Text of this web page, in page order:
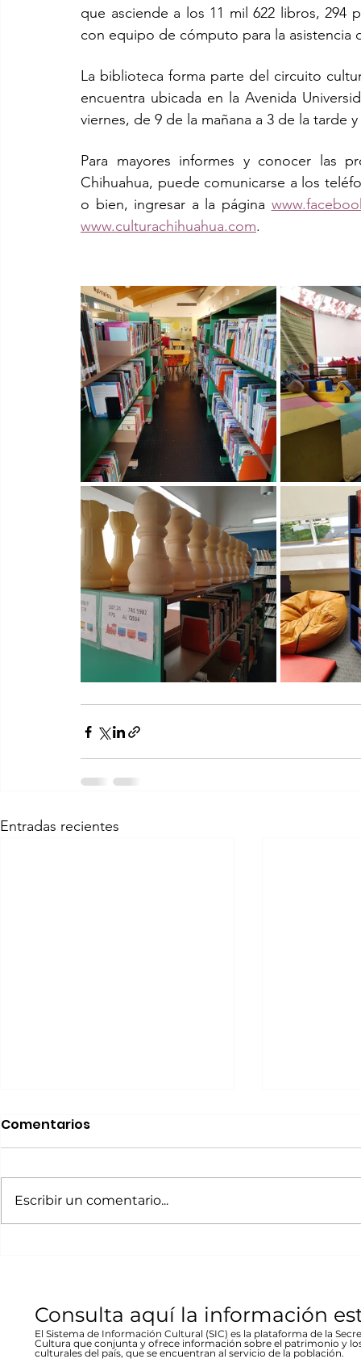
que asciende a los 11 mil 622 libros, 294
con equipo de cómputo para la asistencia
La biblioteca forma parte del circuito
encuentra ubicada en la Avenida
viernes, de 9 de la mañana a 3 de la tarde
Para mayores informes y conocer las
Chihuahua, puede comunicarse a los
o bien, ingresar a la página
www.culturachihuahua.com.
Entradas recientes
Realizará Escena en
A cargo de la agrupación
chihuahuense de rock “Marvolo”;
Stallforth
La muestra
Comentarios
Escribir un comentario...
Consulta aquí la información
El Sistema de Información Cultural (SIC) es la plataforma de la
Cultura que conjunta y ofrece información sobre el patrimonio y
culturales del país, que se encuentran al servicio de la población.